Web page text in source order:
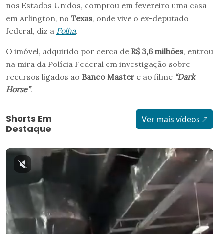
nos Estados Unidos, comprou em fevereiro uma casa
em Arlington, no Texas, onde vive o ex-deputado
federal, diz a Folha.
O imóvel, adquirido por cerca de R$ 3,6 milhões, entrou
na mira da Polícia Federal em investigação sobre
recursos ligados ao Banco Master e ao filme “Dark
Horse”.
Shorts Em
Destaque
Ver mais vídeos